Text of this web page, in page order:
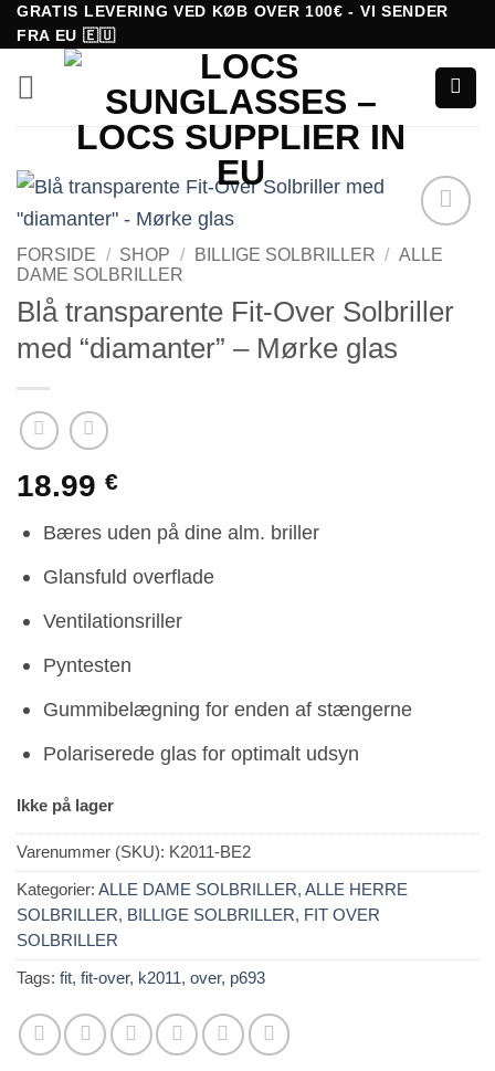
Fortsæt
til
indhold
GRATIS LEVERING VED KØB OVER 100€ - VI SENDER
FRA EU 🇪🇺
Tilføj til
FORSIDE / SHOP / BILLIGE SOLBRILLER / ALLE
DAME SOLBRILLER
Blå transparente Fit-Over Solbriller
med “diamanter” – Mørke glas
18.99 €
Bæres uden på dine alm. briller
Glansfuld overflade
Ventilationsriller
Pyntesten
Gummibelægning for enden af stængerne
Polariserede glas for optimalt udsyn
Ikke på lager
Varenummer (SKU): K2011-BE2
Kategorier: ALLE DAME SOLBRILLER, ALLE HERRE
SOLBRILLER, BILLIGE SOLBRILLER, FIT OVER
SOLBRILLER
Tags: fit, fit-over, k2011, over, p693